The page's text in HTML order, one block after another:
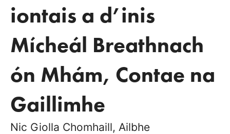
iontais a d’inis
Mícheál Breathnach
ón Mhám, Contae na
Gaillimhe
Nic Giolla Chomhaill, Ailbhe